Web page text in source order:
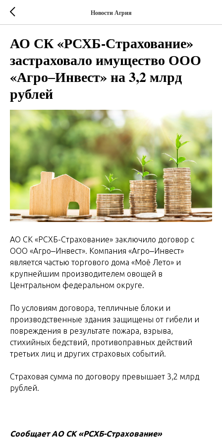
Новости Агрия
АО СК «РСХБ-Страхование»
застраховало имущество ООО
«Агро‒Инвест» на 3,2 млрд
рублей
АО СК «РСХБ-Страхование» заключило договор с
ООО «Агро‒Инвест». Компания «Агро‒Инвест»
является частью торгового дома «Моё Лето» и
крупнейшим производителем овощей в
Центральном федеральном округе.
По условиям договора, тепличные блоки и
производственные здания защищены от гибели и
повреждения в результате пожара, взрыва,
стихийных бедствий, противоправных действий
третьих лиц и других страховых событий.
Страховая сумма по договору превышает 3,2 млрд
рублей.
Сообщает АО СК «РСХБ-Страхование»